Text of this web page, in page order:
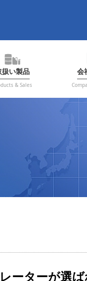
扱い製品
& Sales
会
ーターが選